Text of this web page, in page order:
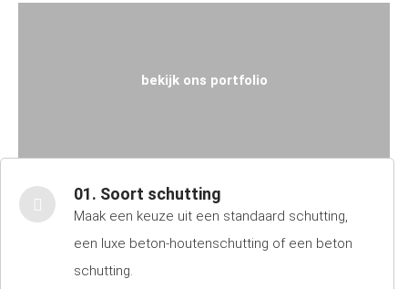
bekijk ons portfolio
01. Soort schutting
Maak een keuze uit een standaard schutting,
een luxe beton-houtenschutting of een beton
schutting.